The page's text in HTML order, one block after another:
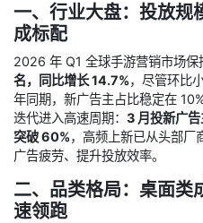
一、行业大盘：投放规
成标配
2026 年 Q1 全球手游营销市场保
名，同比增长 14.7%，尽管环比
年同期，新广告主占比稳定在
迭代进入高速周期： 3 月投新广
突破 60%，高频上新已从头部厂
广告疲劳、提升投放效率。
二、品类格局：桌面类
速领跑